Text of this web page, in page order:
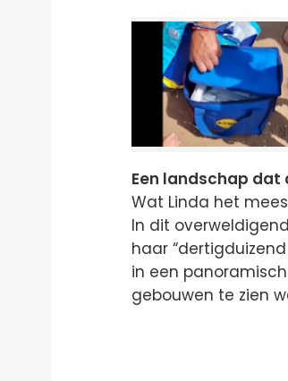
Een landschap dat
Wat Linda het
In dit
haar
in een
gebouwen te zien